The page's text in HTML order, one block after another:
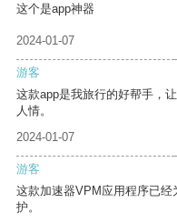
这个是app神器
2024-01-07
游客
这款app是我旅行的好帮手，
人情。
2024-01-07
游客
这款加速器VPM应用程序已
护。